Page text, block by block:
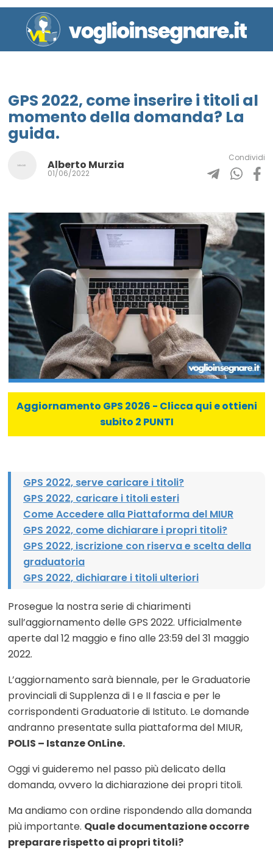
GPS 2022, come inserire i titoli al
momento della domanda? La
guida.
Alberto Murzia
01/06/2022
Condividi
Aggiornamento GPS 2026 - Clicca qui e ottieni
subito 2 PUNTI
GPS 2022, serve caricare i titoli?
GPS 2022, caricare i titoli esteri
Come Accedere alla Piattaforma del MIUR
GPS 2022, come dichiarare i propri titoli?
GPS 2022, iscrizione con riserva e scelta della
graduatoria
GPS 2022, dichiarare i titoli ulteriori
Prosegue la nostra serie di chiarimenti
sull’aggiornamento delle GPS 2022. Ufficialmente
aperte dal 12 maggio e fino alle 23:59 del 31 maggio
2022.
L’aggiornamento sarà biennale, per le Graduatorie
provinciali di Supplenza di I e II fascia e per le
corrispondenti Graduatorie di Istituto. Le domande
andranno presentate sulla piattaforma del MIUR,
POLIS – Istanze OnLine.
Oggi vi guideremo nel passo più delicato della
domanda, ovvero la dichiarazione dei propri titoli.
Ma andiamo con ordine rispondendo alla domanda
più importante. Quale documentazione occorre
preparare rispetto ai propri titoli?